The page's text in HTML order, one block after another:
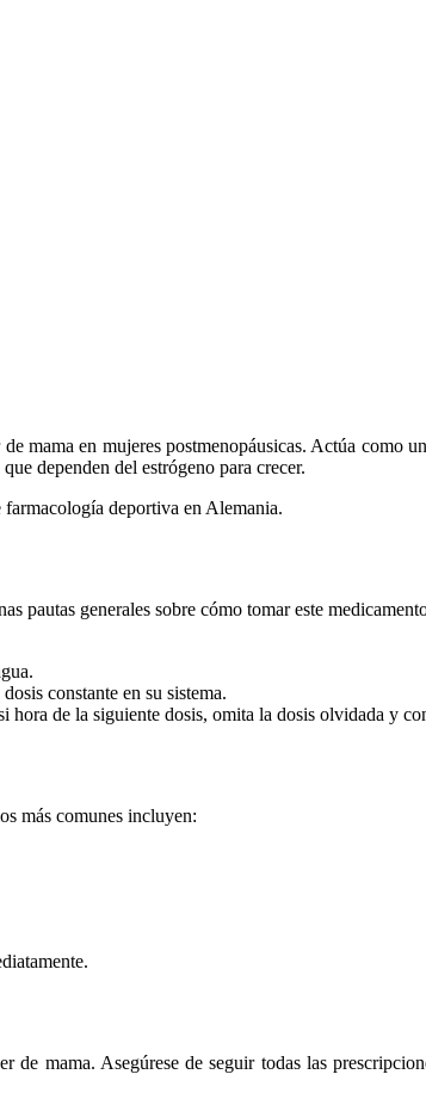
mama en mujeres postmenopáusicas. Actúa como
dependen del estrógeno para crecer.
deportiva en Alemania.
pautas generales sobre cómo tomar este
constante en su sistema.
hora de la siguiente dosis, omita la dosis olvidada y
más comunes incluyen:
de mama. Asegúrese de seguir todas las